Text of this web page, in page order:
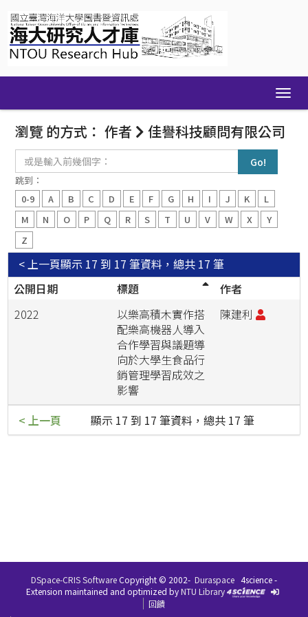
navigation
瀏覽 的方式： 作者 佳譽科技顧問有限公司
入
前
幾
個
跳到：
0-9
A B C D E F G H I J K
L
M
N O P Q R S T U V W X
Y
Z
顯示 17 到 17 筆資料，總共 17 筆
< 上一頁
公開日期
標題
作者
2022
以樂高積木實作搭
配樂高機器人導入
合作學習與議題導
向於大學生食品行
銷管理學習成效之
影響
陳建利
顯示 17 到 17 筆資料，總共 17 筆
< 上一頁
DSpace-CRIS SoftwareCopyright © 2002- Duraspace 4science -
Extension maintained and optimized byNTU Library
回饋